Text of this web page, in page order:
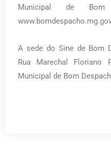
Municipal de
A sede do Sine de Bom
Rua Marechal Floriano
Municipal de Bom